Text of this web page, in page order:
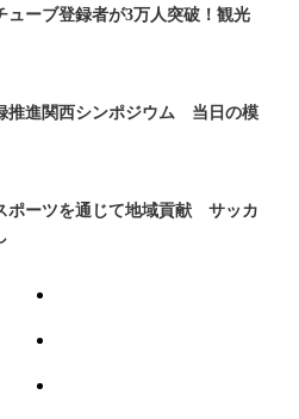
ューブ登録者が3万人突破！観光
推進関西シンポジウム 当日の模
ポーツを通じて地域貢献 サッカ